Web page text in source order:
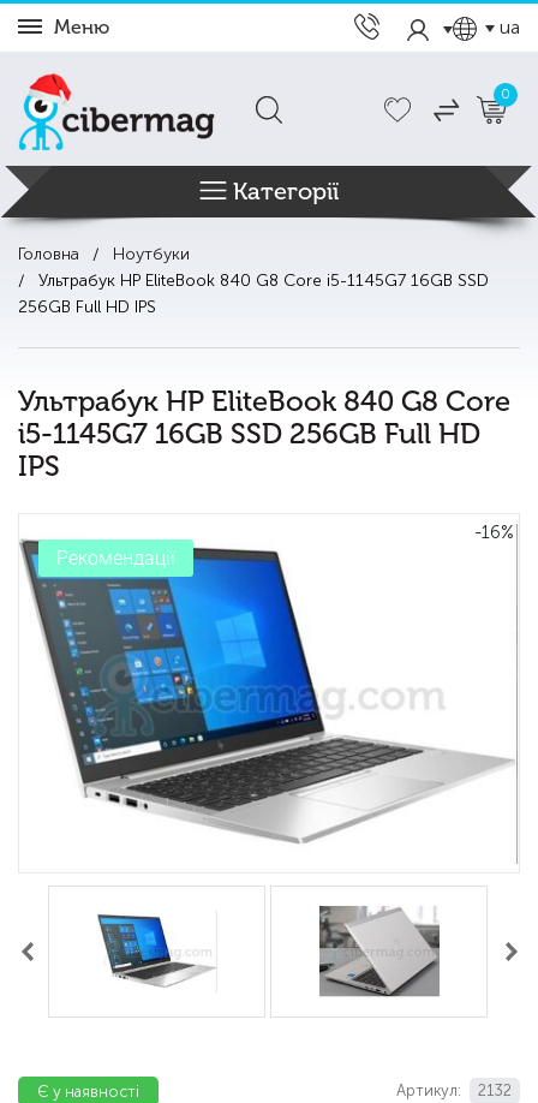
Меню ua
0
Категорії
Головна
Ноутбуки
Ультрабук HP EliteBook 840 G8 Core i5-1145G7 16GB SSD
256GB Full HD IPS
Ультрабук HP EliteBook 840 G8 Core
i5-1145G7 16GB SSD 256GB Full HD
IPS
-16%
Рекомендації
Артикул: 2132
Є у наявності